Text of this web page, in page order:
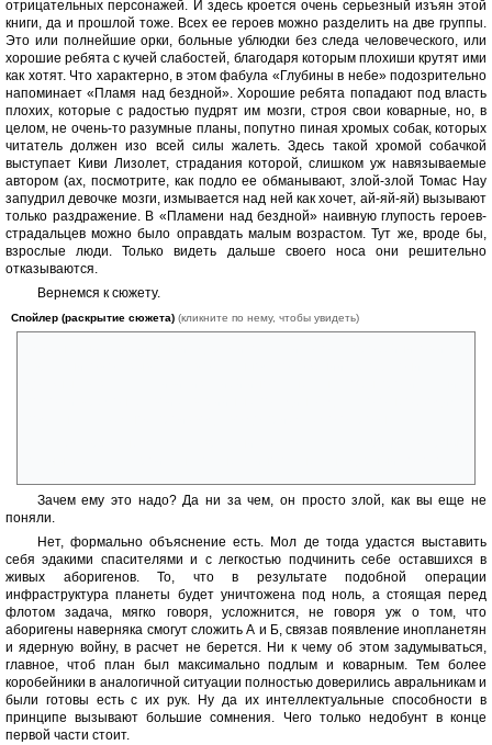
отрицательных персонажей. И здесь кроется очень серьезный изъян этой
книги, да и прошлой тоже. Всех ее героев можно разделить на две группы.
Это или полнейшие орки, больные ублюдки без следа человеческого, или
хорошие ребята с кучей слабостей, благодаря которым плохиши крутят ими
как хотят. Что характерно, в этом фабула «Глубины в небе» подозрительно
напоминает «Пламя над бездной». Хорошие ребята попадают под власть
плохих, которые с радостью пудрят им мозги, строя свои коварные, но, в
целом, не очень-то разумные планы, попутно пиная хромых собак, которых
читатель должен изо всей силы жалеть. Здесь такой хромой собачкой
выступает Киви Лизолет, страдания которой, слишком уж навязываемые
автором (ах, посмотрите, как подло ее обманывают, злой-злой Томас Нау
запудрил девочке мозги, измывается над ней как хочет, ай-яй-яй) вызывают
только раздражение. В «Пламени над бездной» наивную глупость героев-
страдальцев можно было оправдать малым возрастом. Тут же, вроде бы,
взрослые люди. Только видеть дальше своего носа они решительно
отказываются.
Вернемся к сюжету.
Спойлер (раскрытие сюжета) (кликните по нему, чтобы увидеть)
Зачем ему это надо? Да ни за чем, он просто злой, как вы еще не
поняли.
Нет, формально объяснение есть. Мол де тогда удастся выставить
себя эдакими спасителями и с легкостью подчинить себе оставшихся в
живых аборигенов. То, что в результате подобной операции
инфраструктура планеты будет уничтожена под ноль, а стоящая перед
флотом задача, мягко говоря, усложнится, не говоря уж о том, что
аборигены наверняка смогут сложить А и Б, связав появление инопланетян
и ядерную войну, в расчет не берется. Ни к чему об этом задумываться,
главное, чтоб план был максимально подлым и коварным. Тем более
коробейники в аналогичной ситуации полностью доверились авральникам и
были готовы есть с их рук. Ну да их интеллектуальные способности в
принципе вызывают большие сомнения. Чего только недобунт в конце
первой части стоит.